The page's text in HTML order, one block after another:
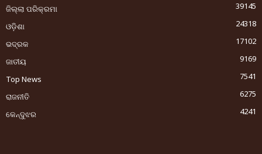
ଜିଲ୍ଲା ପରିକ୍ରମା
39145
ଓଡ଼ିଶା
24318
ଭଦ୍ରକ
17102
ଜାତୀୟ
9169
Top News
7541
ରାଜନୀତି
6275
କେନ୍ଦୁଝର
4241